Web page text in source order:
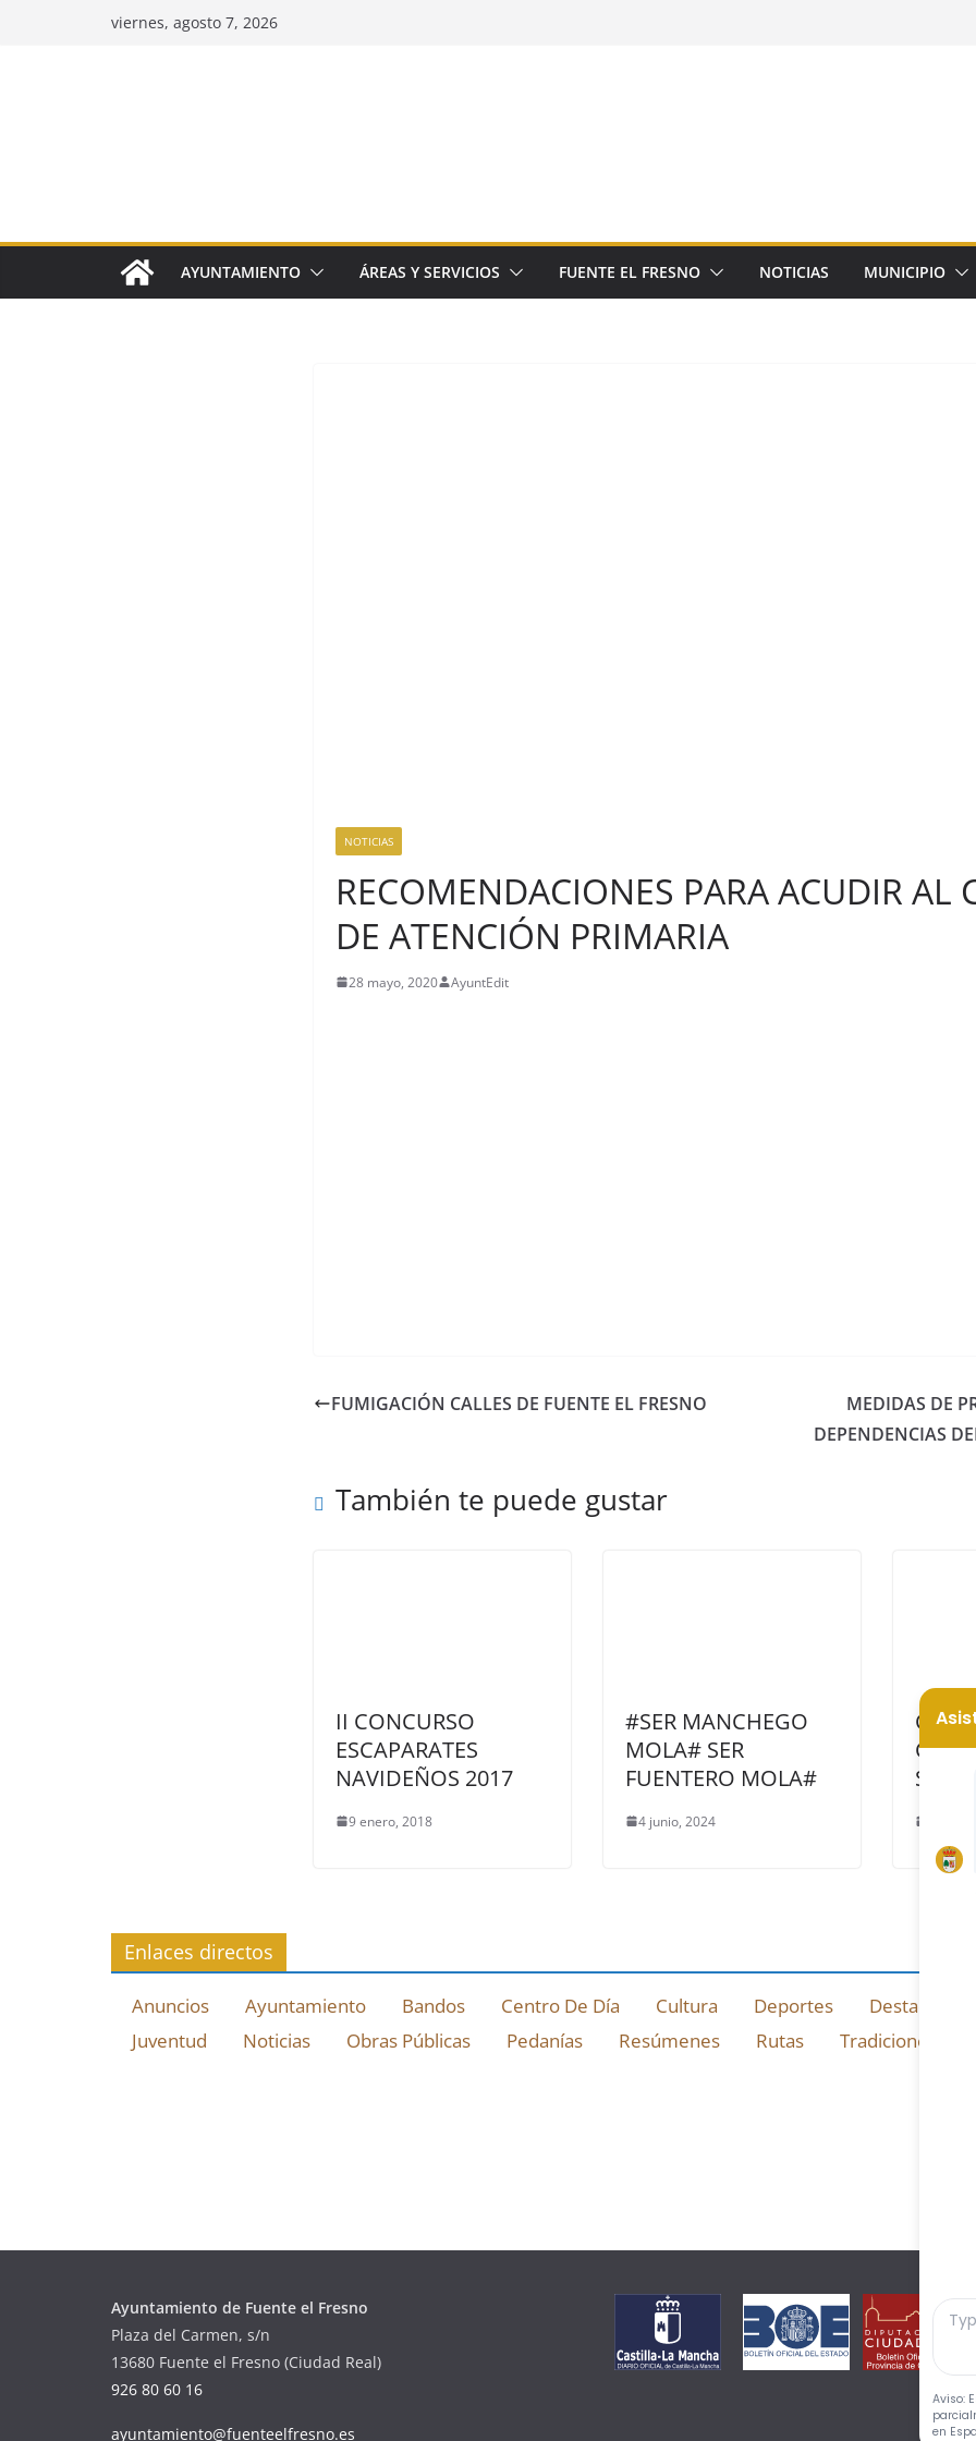
viernes, agosto 7, 2026
AYUNTAMIENTO ÁREAS Y SERVICIOS FUENTE EL FRESNO NOTICIAS MUNICIPIO
NOTICIAS
RECOMENDACIONES PARA ACUDIR AL
DE ATENCIÓN PRIMARIA
28 mayo, 2020 AyuntEdit
FUMIGACIÓN CALLES DE FUENTE EL FRESNO
MEDIDAS DE
DEPENDENCIAS
También te puede gustar
II CONCURSO
ESCAPARATES
NAVIDEÑOS 2017
9 enero, 2018
#SER MANCHEGO
MOLA# SER
FUENTERO MOLA#
4 junio, 2024 10
Enlaces directos
Anuncios Ayuntamiento Bandos Centro De Día Cultura Deportes Destacado
Juventud
Noticias Obras Públicas Pedanías Resúmenes Rutas Tradiciones
Ayuntamiento de Fuente el Fresno
Plaza del Carmen, s/n
13680 Fuente el Fresno (Ciudad Real)
926 80 60 16
ayuntamiento@fuenteelfresno.es